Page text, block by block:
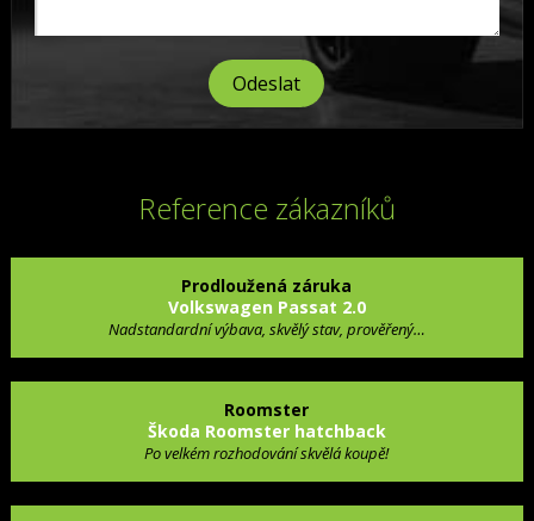
Reference zákazníků
Prodloužená záruka
Volkswagen Passat 2.0
Nadstandardní výbava, skvělý stav, prověřený…
Roomster
Škoda Roomster hatchback
Po velkém rozhodování skvělá koupě!